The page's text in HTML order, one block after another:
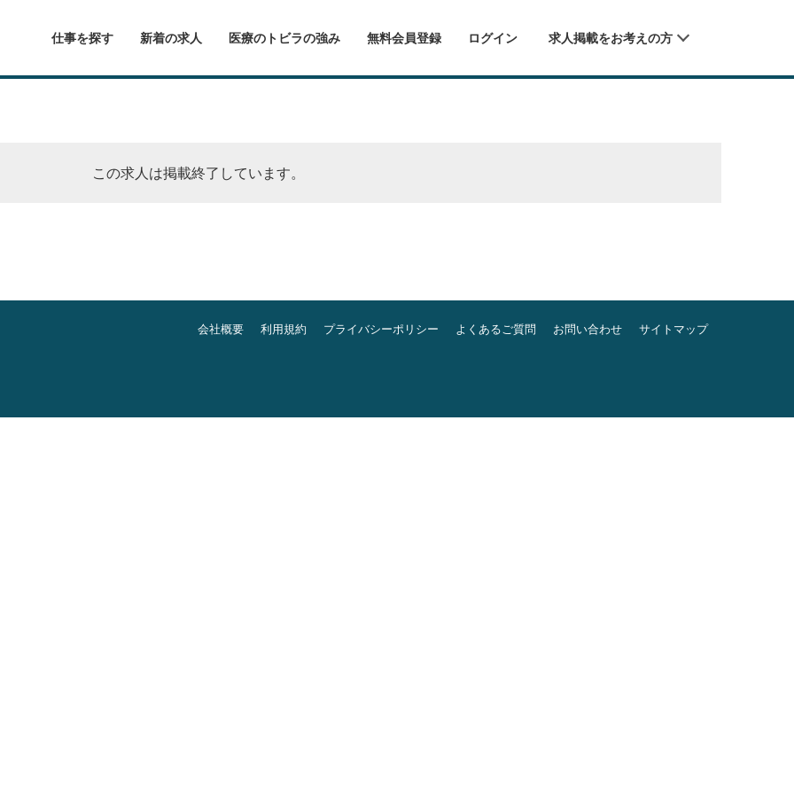
仕事を探す 新着の求人 医療のトビラの強み 無料会員登録 ログイン 求人掲載をお考えの方
この求人は掲載終了しています。
会社概要 利用規約 プライバシーポリシー よくあるご質問 お問い合わせ サイトマップ